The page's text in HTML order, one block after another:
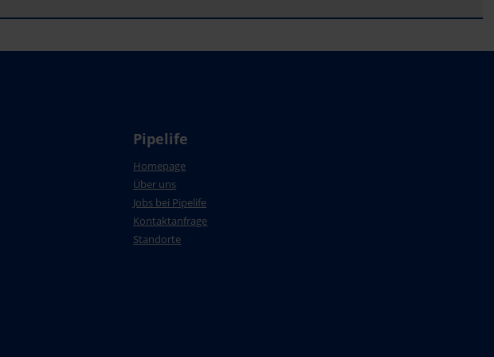
Pipelife
Homepage
Über uns
Jobs bei Pipelife
Kontaktanfrage
Standorte